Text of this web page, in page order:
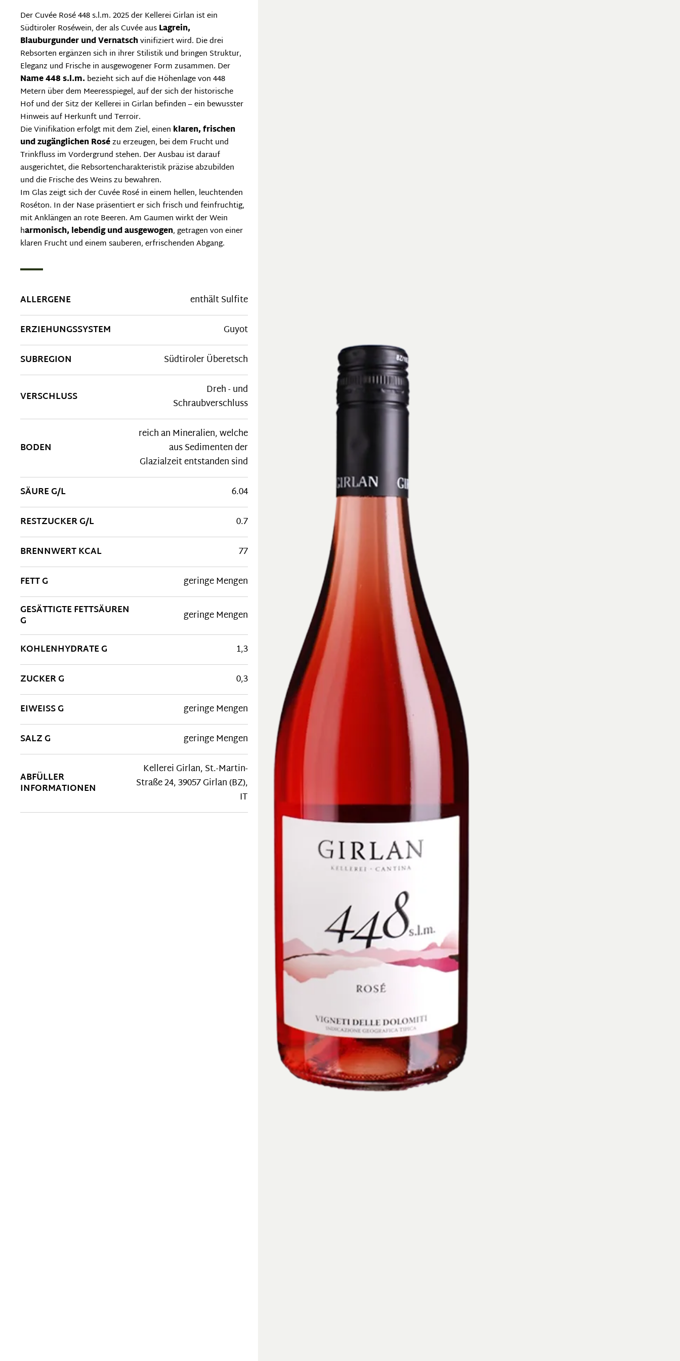
ALLERGENE
enthält Sulfite
ERZIEHUNGSSYSTEM
Guyot
SUBREGION
Südtiroler Überetsch
VERSCHLUSS
Dreh - und
Schraubverschluss
BODEN
reich an Mineralien, welche
aus Sedimenten der
Glazialzeit entstanden sind
SÄURE G/L
6.04
RESTZUCKER G/L
0.7
BRENNWERT KCAL
77
FETT G
geringe Mengen
GESÄTTIGTE FETTSÄUREN
G geringe Mengen
KOHLENHYDRATE G
1,3
ZUCKER G
0,3
EIWEISS G
geringe Mengen
SALZ G
geringe Mengen
ABFÜLLER
INFORMATIONEN
Kellerei Girlan, St.-Martin-
Straße 24, 39057 Girlan (BZ),
IT
Der Cuvée Rosé 448 s.l.m. 2025 der Kellerei Girlan ist ein
Südtiroler Roséwein, der als Cuvée ausLagrein,
Blauburgunder und Vernatschvinifiziert wird. Die drei
Rebsorten ergänzen sich in ihrer Stilistik und bringen Struktur,
Eleganz und Frische in ausgewogener Form zusammen. Der
Name 448 s.l.m.bezieht sich auf die Höhenlage von 448
Metern über dem Meeresspiegel, auf der sich der historische
Hof und der Sitz der Kellerei in Girlan befinden – ein bewusster
Hinweis auf Herkunft und Terroir.
Die Vinifikation erfolgt mit dem Ziel, einen klaren, frischen
und zugänglichen Rosézu erzeugen, bei dem Frucht und
Trinkfluss im Vordergrund stehen. Der Ausbau ist darauf
ausgerichtet, die Rebsortencharakteristik präzise abzubilden
und die Frische des Weins zu bewahren.
Im Glas zeigt sich der Cuvée Rosé in einem hellen, leuchtenden
Roséton. In der Nase präsentiert er sich frisch und feinfruchtig,
mit Anklängen an rote Beeren. Am Gaumen wirkt der Wein
harmonisch, lebendig und ausgewogen, getragen von einer
klaren Frucht und einem sauberen, erfrischenden Abgang.